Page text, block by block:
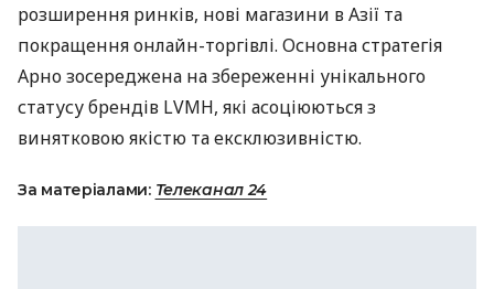
розширення ринків, нові магазини в Азії та
покращення онлайн-торгівлі. Основна стратегія
Арно зосереджена на збереженні унікального
статусу брендів LVMH, які асоціюються з
винятковою якістю та ексклюзивністю​.
За матеріалами: Телеканал 24